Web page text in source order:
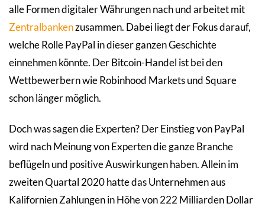
alle Formen digitaler Währungen nach und arbeitet mit
Zentralbankenzusammen. Dabei liegt der Fokus darauf,
welche Rolle PayPal in dieser ganzen Geschichte
einnehmen könnte. Der Bitcoin-Handel ist bei den
Wettbewerbern wie Robinhood Markets und Square
schon länger möglich.
Doch was sagen die Experten? Der Einstieg von PayPal
wird nach Meinung von Experten die ganze Branche
beflügeln und positive Auswirkungen haben. Allein im
zweiten Quartal 2020 hatte das Unternehmen aus
Kalifornien Zahlungen in Höhe von 222 Milliarden Dollar